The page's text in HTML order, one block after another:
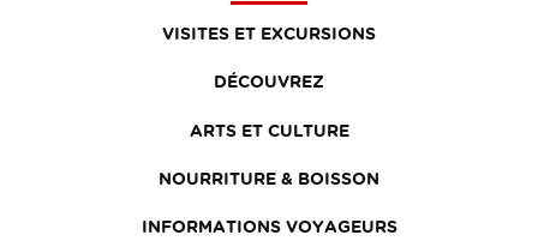
VISITES ET EXCURSIONS
DÉCOUVREZ
ARTS ET CULTURE
NOURRITURE & BOISSON
INFORMATIONS VOYAGEURS